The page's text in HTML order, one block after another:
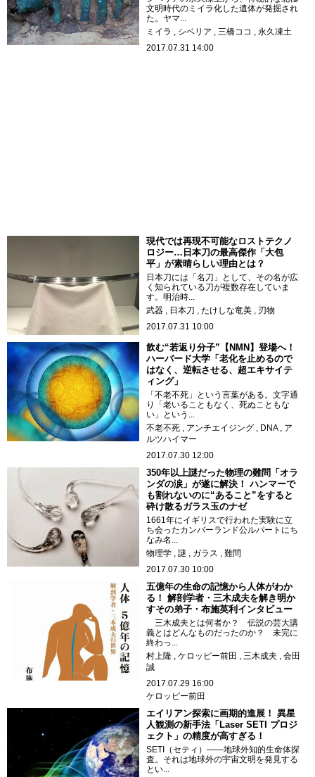
文明時代のミイラ化した遺体が発掘され
た。ヤマ...
ミイラ
シベリア 三橋ココ
永久凍土
2017.07.31 14:00
現代では再現不可能なロストテクノ
ロジー…日本刀の最高傑作「大包
平」が素晴らしい理由とは？
日本刀には「名刀」として、その名が広
く知られている刀が複数存在していま
す。明治時...
武器
日本刀 たけしな竜美
刃物
2017.07.31 10:00
飲む“若返り分子”【NMN】登場へ！
ハーバード大学「老化を止めるので
はなく、逆転させる、超エキサイテ
ィング」
「不老不死」という言葉がある。文字通
り「老いることもなく、死ぬこともな
い」という...
不老不死
アンチエイジング DNA
ア
ルツハイマー
2017.07.30 12:00
350年以上謎だった物理の難問「オラ
ンダの涙」が遂に解決！ ハンマーで
も割れないのに“あること”をすると
砕け散るガラス玉のナゼ
1661年にイギリスで行われた実験に立
ち会ったカンバーランド公ルパートにち
なみ名...
物理学
謎 ガラス
難問
2017.07.30 10:00
五億年の生命の記憶から人体がわか
る！ 解剖学者・三木成夫を解き明か
すその弟子・布施英利インタビュー
三木成夫とは何者か？ 伝説の芸大講
義とはどんなものだったのか？ 未完に
終わっ...
村上隆
ケロッピー前田 三木成夫
会田
誠
2017.07.29 16:00
ケロッピー前田
エイリアン探索に画期的進展！ 異星
人観測の新手法「Laser SETI プロジ
ェクト」の精度が高すぎる！
SETI（セティ）――地球外知的生命体探
査。それは地球外の宇宙文明を発見する
とい...